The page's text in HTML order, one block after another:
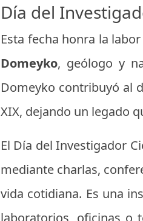
Día del
Esta fecha honra la
Domeyko, geólogo y
Domeyko contribuyó al
XIX, dejando un legado
El Día del Investigador
mediante charlas,
vida cotidiana. Es una
laboratorios, oficinas o